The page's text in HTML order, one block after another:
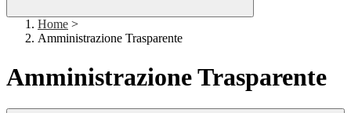
Home >
Amministrazione Trasparente
Amministrazione Trasparente